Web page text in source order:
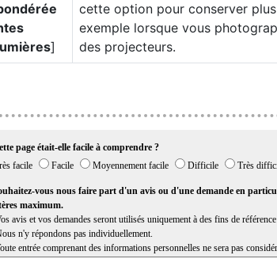
]
cette option pour conserver
exemple lorsque vous
des projecteurs.